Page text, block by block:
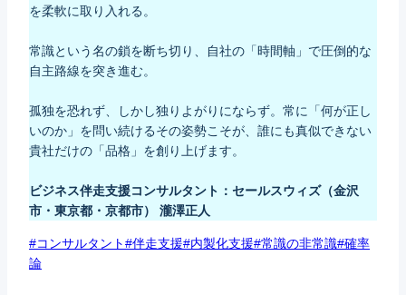
を柔軟に取り入れる。
常識という名の鎖を断ち切り、自社の「時間軸」で圧倒的な
自主路線を突き進む。
孤独を恐れず、しかし独りよがりにならず。常に「何が正し
いのか」を問い続けるその姿勢こそが、誰にも真似できない
貴社だけの「品格」を創り上げます。
ビジネス伴走支援コンサルタント：セールスウィズ（金沢
市・東京都・京都市） 瀧澤正人
Post
Tags:
#コンサルタント#伴走支援#内製化支援#常識の非常識#確率
論